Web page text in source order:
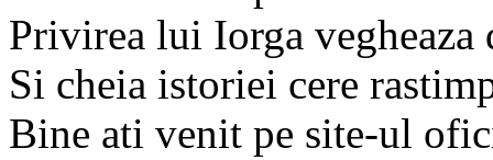
Privirea lui Iorga
Si cheia istoriei cere
Bine ati venit pe site-ul